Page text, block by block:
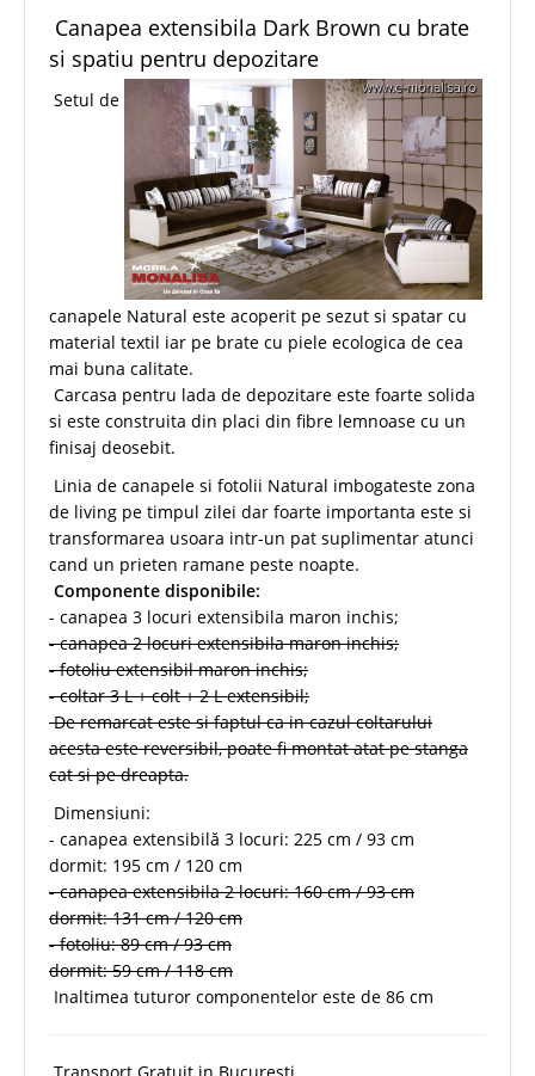
Canapea extensibila Dark Brown cu brate
si spatiu pentru depozitare
Setul de
canapele Natural este acoperit pe sezut si spatar cu
material textil iar pe brate cu piele ecologica de cea
mai buna calitate.
Carcasa pentru lada de depozitare este foarte solida
si este construita din placi din fibre lemnoase cu un
finisaj deosebit.
Linia de canapele si fotolii Natural imbogateste zona
de living pe timpul zilei dar foarte importanta este si
transformarea usoara intr-un pat suplimentar atunci
cand un prieten ramane peste noapte.
Componente disponibile:
- canapea 3 locuri extensibila maron inchis;
- canapea 2 locuri extensibila maron inchis;
- fotoliu extensibil maron inchis;
- coltar 3 L + colt + 2 L extensibil;
De remarcat este si faptul ca in cazul coltarului
acesta este reversibil, poate fi montat atat pe stanga
cat si pe dreapta.
Dimensiuni:
- canapea extensibilă 3 locuri: 225 cm / 93 cm
dormit: 195 cm / 120 cm
- canapea extensibila 2 locuri: 160 cm / 93 cm
dormit: 131 cm / 120 cm
- fotoliu: 89 cm / 93 cm
dormit: 59 cm / 118 cm
Inaltimea tuturor componentelor este de 86 cm
Transport Gratuit in Bucuresti